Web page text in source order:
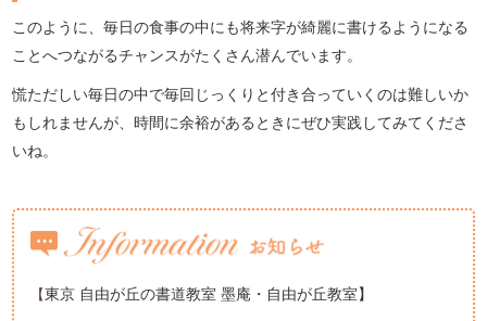
このように、毎日の食事の中にも将来字が綺麗に書けるようになる
ことへつながるチャンスがたくさん潜んでいます。
慌ただしい毎日の中で毎回じっくりと付き合っていくのは難しいか
もしれませんが、時間に余裕があるときにぜひ実践してみてくださ
いね。
【東京 自由が丘の書道教室 墨庵・自由が丘教室】